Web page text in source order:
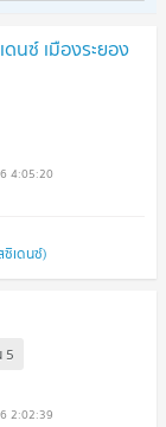
ดนซ์ เมืองระยอง
4:05:20
ซิเดนซ์)
5
2:02:39